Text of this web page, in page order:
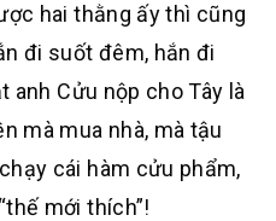
hai thằng ấy thì cũng
đi suốt đêm, hắn đi
anh Cửu nộp cho Tây là
mà mua nhà, mà tậu
cái hàm cửu phẩm,
mới thích”!